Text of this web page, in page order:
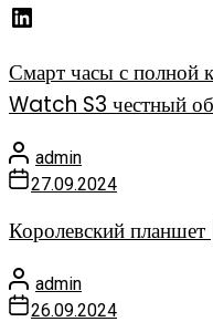
Смарт часы с полной
Watch S3 честный
admin
27.09.2024
Королевский
admin
26.09.2024